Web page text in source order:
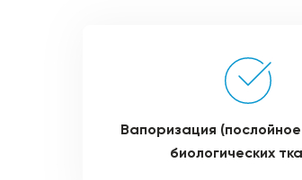
Вапоризация
биологических